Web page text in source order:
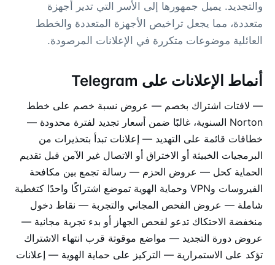
والتجديد. يميل جمهورها إلى الأسر التي تدير أجهزة
متعددة، مما يجعل تراخيص الأجهزة المتعددة والخطط
العائلية موضوعات متكررة في الإعلانات المرصودة.
أنماط الإعلانات على Telegram
— لافتات اشتراك بخصم — عروض نسبة خصم على خطط
Norton السنوية، غالبًا ضمن أسعار تجديد لفترة محدودة —
خطافات قائمة على التهديد — إعلانات تبدأ بتحذيرات من
البرمجيات الخبيثة أو الاختراق أو الاتصال غير الآمن قبل تقديم
الحماية كحل — عروض الحزم — رسالة تجمع بين مكافحة
الفيروسات وVPN وحماية الهوية تموضع اشتراكًا واحدًا كتغطية
شاملة — عروض الفحص المجاني والتجربة — نقاط دخول
منخفضة الاحتكاك تدعو لفحص الجهاز أو بدء تجربة مجانية —
عروض دورة التجديد — مواضع موقوتة قرب انتهاء الاشتراك
تؤكد على الاستمرارية — التركيز على حماية الهوية — إعلانات